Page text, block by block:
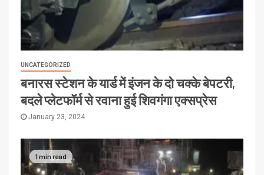
UNCATEGORIZED
बनारस स्टेशन के यार्ड में इंजन के दो चक्के बेपटरी,
बदले प्लेटफॉर्म से रवाना हुई शिवगंगा एक्सप्रेस
January 23, 2024
1 min read